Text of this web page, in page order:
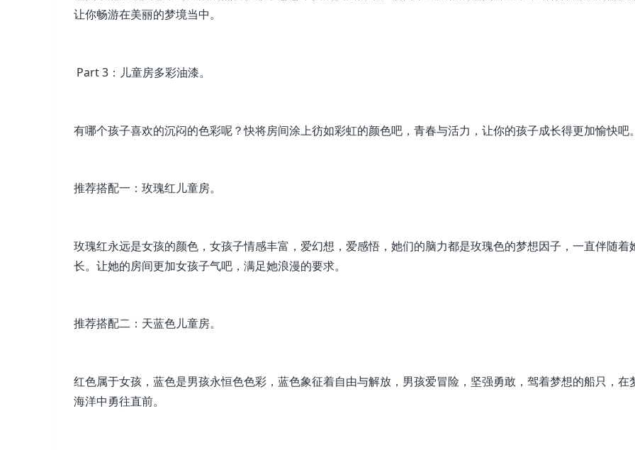
让你畅游在美丽的梦境当中。
Part 3：儿童房多彩油漆。
有哪个孩子喜欢的沉闷的色彩呢？快将房间涂上彷如彩虹的颜色吧，青春与活力，让你的孩子成长得更加愉快吧。
推荐搭配一：玫瑰红儿童房。
玫瑰红永远是女孩的颜色，女孩子情感丰富，爱幻想，爱感悟，她们的脑力都是玫瑰色的梦想因子，一直伴随着
长。让她的房间更加女孩子气吧，满足她浪漫的要求。
推荐搭配二：天蓝色儿童房。
红色属于女孩，蓝色是男孩永恒色色彩，蓝色象征着自由与解放，男孩爱冒险，坚强勇敢，驾着梦想的船只，在
海洋中勇往直前。